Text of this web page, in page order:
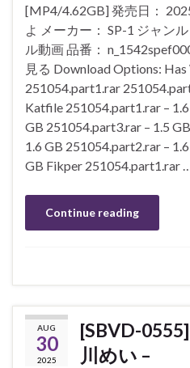
[MP4/4.62GB] 発売日：
よ メーカー： SP-1 ジャン
ル動画 品番：
見る Download Options:
251054.part1.rar
Katfile 251054.part1.rar –
GB 251054.part3.rar – 1.5
1.6 GB 251054.part2.rar –
GB Fikper 251054.part1.rar
Continue reading
AUG
30
2025
[SBVD-
川めい –